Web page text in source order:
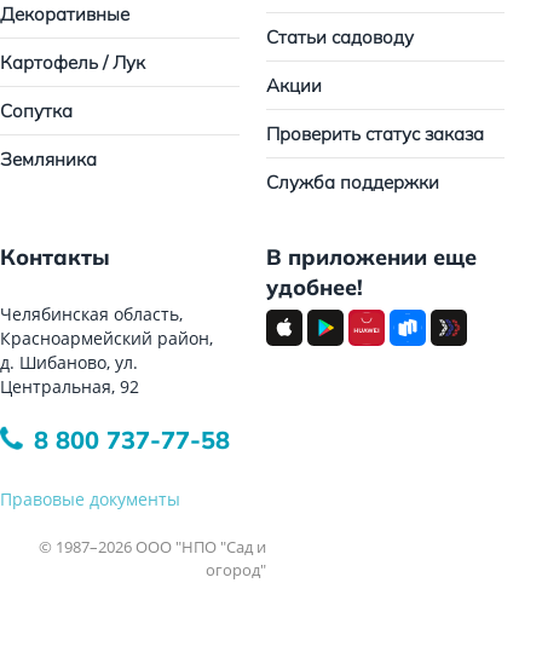
Декоративные
Картофель / Лук
Сопутка
Земляника
Статьи садоводу
Акции
Проверить статус заказа
Служба поддержки
Контакты
Челябинская область,
Красноармейский район,
д. Шибаново, ул.
Центральная, 92
8 800 737-77-58
Правовые документы
© 1987–2026 ООО "НПО "Сад и
огород"
В приложении еще
удобнее!